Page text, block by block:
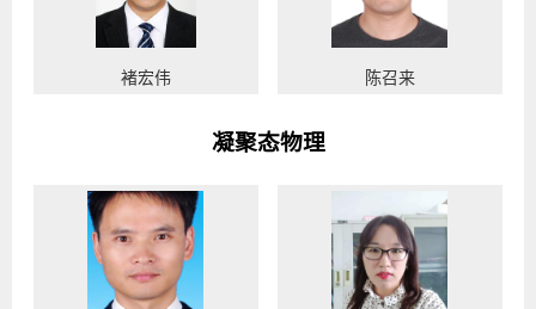
褚宏伟 陈召来
凝聚态物理